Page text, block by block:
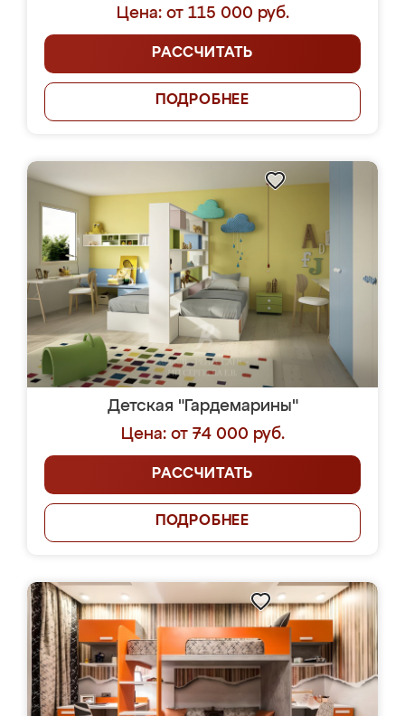
Цена: от 115 000 руб.
РАССЧИТАТЬ
ПОДРОБНЕЕ
Детская "Гардемарины"
Цена: от 74 000 руб.
РАССЧИТАТЬ
ПОДРОБНЕЕ